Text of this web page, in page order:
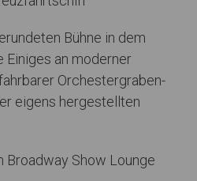
Bühne in dem
Einiges an moderner
Orchestergraben-
eigens hergestellten